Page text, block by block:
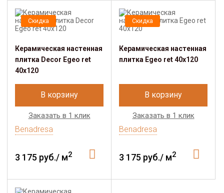
Скидка
Керамическая настенная
плитка Dеcor Egeo ret
40х120
В корзину
Заказать в 1 клик
Benadresa
3 175 руб./ м2
Скидка
Керамическая настенная
плитка Egeo ret 40х120
В корзину
Заказать в 1 клик
Benadresa
3 175 руб./ м2